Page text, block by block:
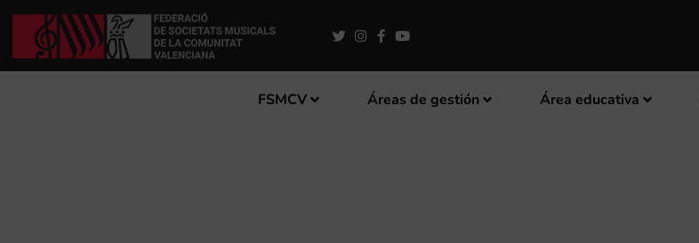
FSMCV Áreas de gestión Área educativa